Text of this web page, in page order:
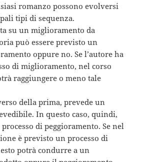
romanzo possono evolversi
tipi di sequenza.
su un miglioramento da
può essere previsto un
oppure no. Se l’autore ha
di miglioramento, nel corso
raggiungere o meno tale
della prima, prevede un
In questo caso, quindi,
di peggioramento. Se nel
è previsto un processo di
potrà condurre a un